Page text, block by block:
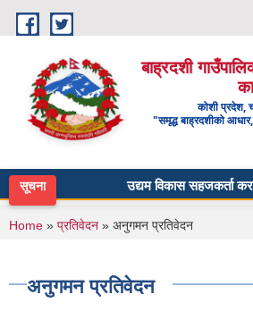
Skip to main content
बाह्रदशी
कोशी प्रदेश,
"समृद्ध बाह्रदशीको
सूचना उद्यम विकास सहजकर्ता
You are here
Home » प्रतिवेदन » अनुगमन प्रतिवेदन
अनुगमन प्रतिवेदन